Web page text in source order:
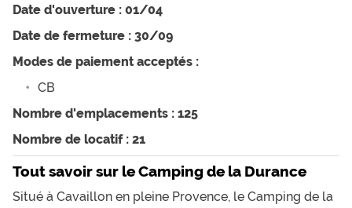
Date d'ouverture : 01/04
Date de fermeture : 30/09
Modes de paiement acceptés :
CB
Nombre d'emplacements : 125
Nombre de locatif : 21
Tout savoir sur le Camping de la Durance
Situé à Cavaillon en pleine Provence, le Camping de la